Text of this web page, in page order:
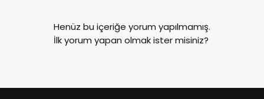
Henüz bu içeriğe yorum yapılmamış.
İlk yorum yapan olmak ister misiniz?